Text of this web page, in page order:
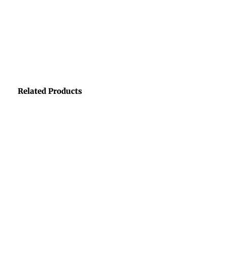
Related Products